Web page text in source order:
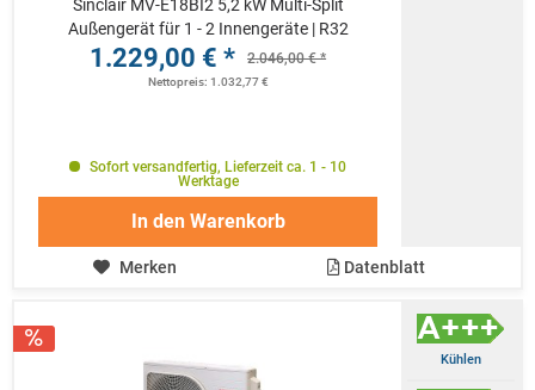
Sinclair MV-E18BI2 5,2 kW Multi-Split
Außengerät für 1 - 2 Innengeräte | R32
1.229,00 € * 2.046,00 € *
Nettopreis: 1.032,77 €
Sofort versandfertig, Lieferzeit ca. 1 - 10
Werktage
In den Warenkorb
Merken Datenblatt
Kühlen